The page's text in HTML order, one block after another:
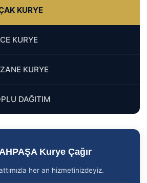
KURYE
KURYE
KURYE
DAĞITIM
Kurye Çağır
her an hizmetinizdeyiz.